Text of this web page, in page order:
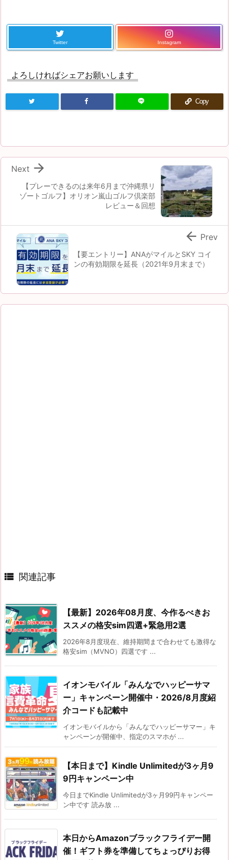
Twitter Instagram
よろしければシェアお願いします
Copy
【プレーできるのは来年6月まで沖縄県リ
ゾートゴルフ】オリオン嵐山ゴルフ倶楽部
レビュー＆回想

Next
【要エントリー】ANAがマイルとSKY コイ
ンの有効期限を延長（2021年9月末まで）
 Prev
 関連記事
【最新】2026年08月度、今作るべきお
ススメの格安sim四選+緊急用2選
2026年8月度現在、維持期間まで合わせても激得な
格安sim（MVNO）四選です ...
イオンモバイル「みんなでハッピーサマ
ー」キャンペーン開催中・2026/8月度紹
介コードも記載中
イオンモバイルから「みんなでハッピーサマー」キ
ャンペーンが開催中、指定のスマホが ...
【本日まで】Kindle Unlimitedが3ヶ月9
9円キャンペーン中
今日までKindle Unlimitedが3ヶ月99円キャンペー
ン中です 読み放 ...
本日からAmazonブラックフライデー開
催！ギフト券を準備してちょっぴりお得